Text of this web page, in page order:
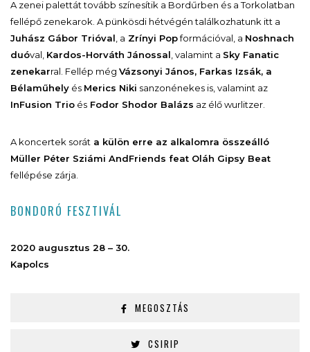
A zenei palettát tovább színesítik a Bordűrben és a Torkolatban
fellépő zenekarok. A pünkösdi hétvégén találkozhatunk itt a
Juhász Gábor Trióval , a Zrínyi Popformációval, a Noshnach
duóval, Kardos-Horváth Jánossal , valamint a Sky Fanatic
zenekarral. Fellép még Vázsonyi János, Farkas Izsák, a
Bélaműhely és Merics Niki sanzonénekes is, valamint az
InFusion Trio és Fodor Shodor Balázs az élő wurlitzer.
A koncertek sorát a külön erre az alkalomra összeálló
Müller Péter Sziámi AndFriends feat Oláh Gipsy Beat
fellépése zárja.
BONDORÓ FESZTIVÁL
2020 augusztus 28 – 30.
Kapolcs
MEGOSZTÁS
CSIRIP